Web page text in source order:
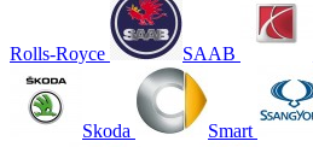
Rolls-Royce SAAB
Skoda Smart